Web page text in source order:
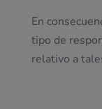
En
tipo de
relativo a